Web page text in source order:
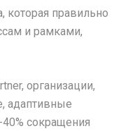
которая правильно
и рамками,
организации,
адаптивные
сокращения